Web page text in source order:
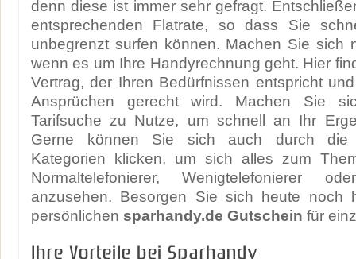
denn diese ist immer sehr gefragt.
entsprechenden Flatrate, so dass Sie
unbegrenzt surfen können. Machen Sie sich
wenn es um Ihre Handyrechnung geht. Hier
Vertrag, der Ihren Bedürfnissen entspricht
Ansprüchen gerecht wird. Machen Sie
Tarifsuche zu Nutze, um schnell an Ihr
Gerne können Sie sich auch durch die
Kategorien klicken, um sich alles zum
Normaltelefonierer, Wenigtelefonierer
anzusehen. Besorgen Sie sich heute noch
persönlichen sparhandy.de Gutschein für
Ihre Vorteile bei Sparhandy